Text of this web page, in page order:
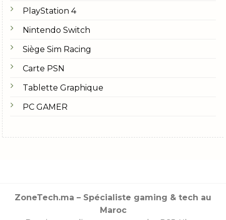
PlayStation 4
Nintendo Switch
Siège Sim Racing
Carte PSN
Tablette Graphique
PC GAMER
ZoneTech.ma – Spécialiste gaming & tech au
Maroc